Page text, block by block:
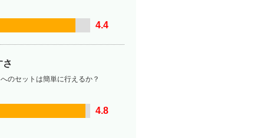
4.4
さ
のセットは簡単に行えるか？
4.8